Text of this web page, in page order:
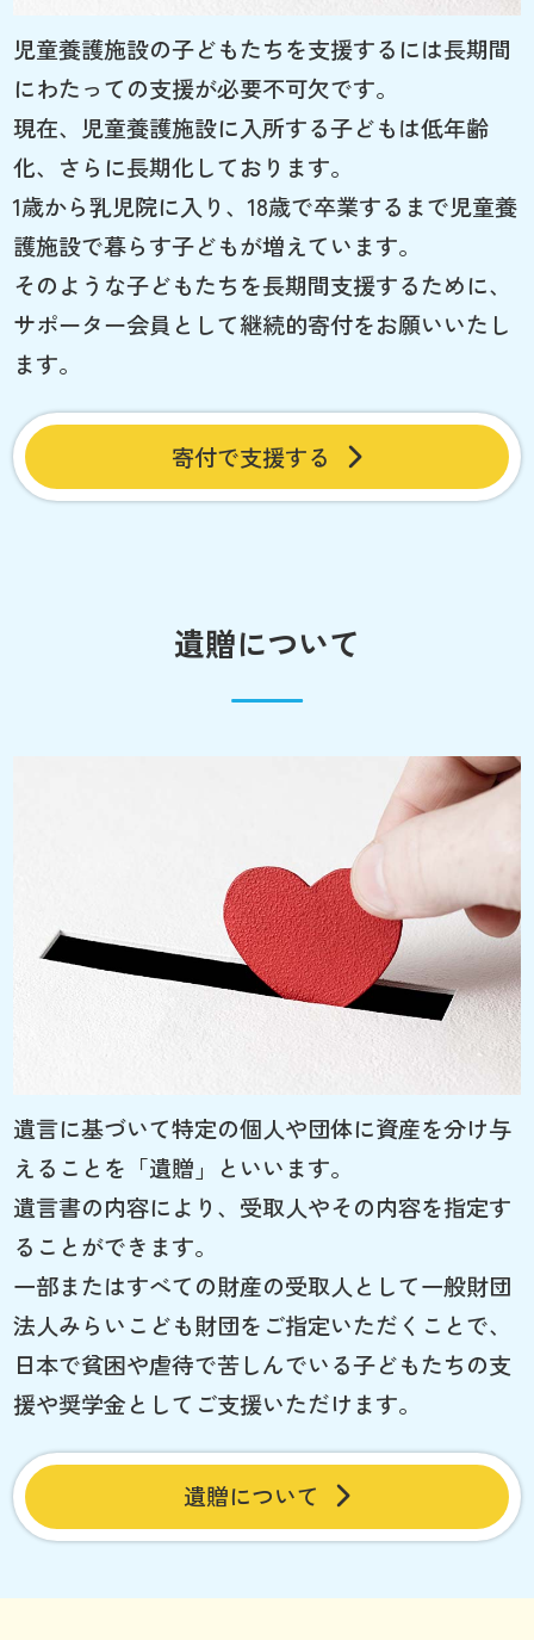
児童養護施設の子どもたちを支援するには長期間
にわたっての支援が必要不可欠です。
現在、児童養護施設に入所する子どもは低年齢
化、さらに長期化しております。
1歳から乳児院に入り、18歳で卒業するまで児童養
護施設で暮らす子どもが増えています。
そのような子どもたちを長期間支援するために、
サポーター会員として継続的寄付をお願いいたし
ます。
寄付で支援する
遺贈について
遺言に基づいて特定の個人や団体に資産を分け与
えることを「遺贈」といいます。
遺言書の内容により、受取人やその内容を指定す
ることができます。
一部またはすべての財産の受取人として一般財団
法人みらいこども財団をご指定いただくことで、
日本で貧困や虐待で苦しんでいる子どもたちの支
援や奨学金としてご支援いただけます。
遺贈について